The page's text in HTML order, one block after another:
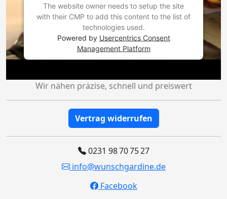
The website owner needs to setup the site
with their CMP to add this content to the list of
technologies used.
Powered by Usercentrics Consent
Management Platform
Wir nähen präzise, schnell und preiswert
Vertrag widerrufen
0231 98 70 75 27
info@wunschgardine.de
Facebook